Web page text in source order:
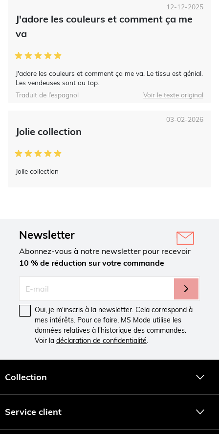
J'adore les couleurs et comment ça me
va
J'adore les couleurs et comment ça me va. Le tissu est génial.
Les vendeuses sont au top.
12-12-2025
Traduit de l’espagnol Voir le texte original
Jolie collection
Jolie collection
03-02-2026
Newsletter
Abonnez-vous à notre newsletter pour recevoir
10 % de réduction sur votre commande
Oui, je m'inscris à la newsletter. Cela correspond à
mes intérêts. Pour ce faire, MS Mode utilise les
données relatives à l'historique des commandes.
Voir la déclaration de confidentialité.
Collection
Service client